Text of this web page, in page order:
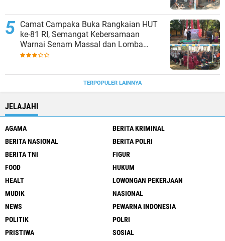
Camat Campaka Buka Rangkaian HUT
ke-81 RI, Semangat Kebersamaan
Warnai Senam Massal dan Lomba
Karaoke Perangkat Desa
TERPOPULER LAINNYA
JELAJAHI
AGAMA
BERITA KRIMINAL
BERITA NASIONAL
BERITA POLRI
BERITA TNI
FIGUR
FOOD
HUKUM
HEALT
LOWONGAN PEKERJAAN
MUDIK
NASIONAL
NEWS
PEWARNA INDONESIA
POLITIK
POLRI
PRISTIWA
SOSIAL